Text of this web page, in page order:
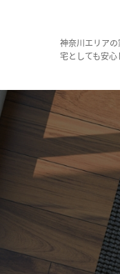
神奈川エリア
宅としても安心